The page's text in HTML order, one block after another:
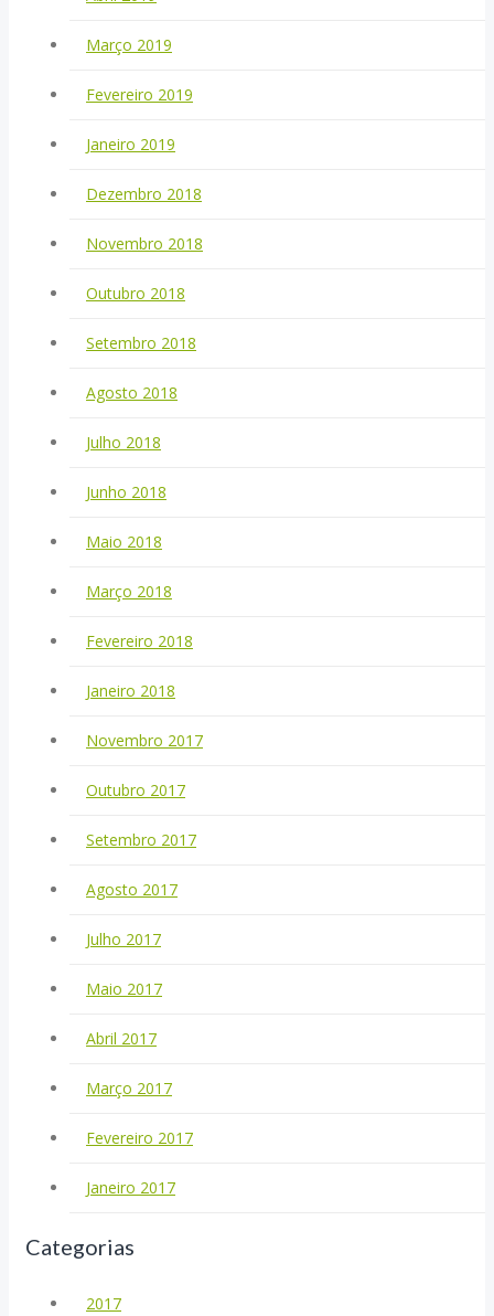
Março 2019
Fevereiro 2019
Janeiro 2019
Dezembro 2018
Novembro 2018
Outubro 2018
Setembro 2018
Agosto 2018
Julho 2018
Junho 2018
Maio 2018
Março 2018
Fevereiro 2018
Janeiro 2018
Novembro 2017
Outubro 2017
Setembro 2017
Agosto 2017
Julho 2017
Maio 2017
Abril 2017
Março 2017
Fevereiro 2017
Janeiro 2017
Categorias
2017